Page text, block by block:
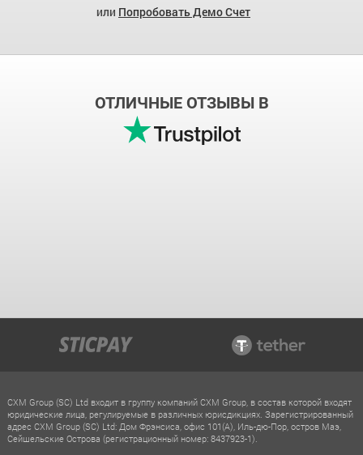
или Попробовать Демо Счет
ОТЛИЧНЫЕ ОТЗЫВЫ В
CXM Group (SC) Ltd входит в группу компаний CXM Group, в состав которой входят
юридические лица, регулируемые в различных юрисдикциях. Зарегистрированный
адрес CXM Group (SC) Ltd: Дом Фрэнсиса, офис 101(A), Иль-дю-Пор, остров Маэ,
Сейшельские Острова (регистрационный номер: 8437923-1).